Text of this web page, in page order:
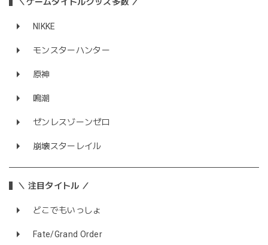
NIKKE
モンスターハンター
原神
鳴潮
ゼンレスゾーンゼロ
崩壊スターレイル
＼ 注目タイトル ／
どこでもいっしょ
Fate/Grand Order